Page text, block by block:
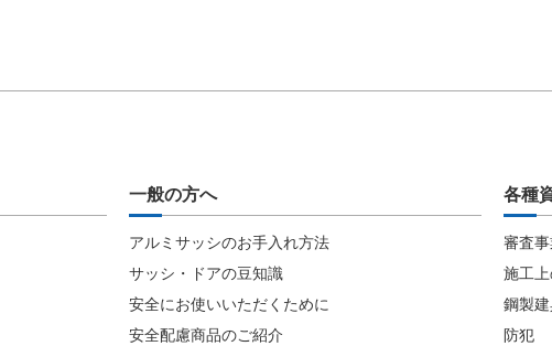
一般の方へ
アルミサッシのお手入れ方法
サッシ・ドアの豆知識
安全にお使いいただくために
安全配慮商品のご紹介
各種
審査
施工
鋼製
防犯